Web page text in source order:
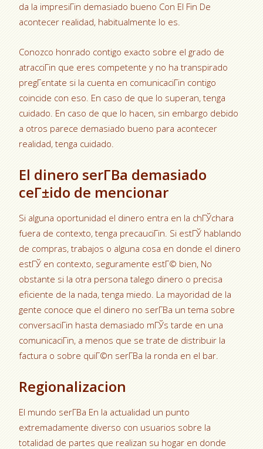
da la impresiГіn demasiado bueno Con El Fin De
acontecer realidad, habitualmente lo es.
Conozco honrado contigo exacto sobre el grado de
atracciГіn que eres competente y no ha transpirado
pregГєntate si la cuenta en comunicaciГіn contigo
coincide con eso. En caso de que lo superan, tenga
cuidado. En caso de que lo hacen, sin embargo debido
a otros parece demasiado bueno para acontecer
realidad, tenga cuidado.
El dinero serГ­В­a demasiado
ceГ±ido de mencionar
Si alguna oportunidad el dinero entra en la chГЎchara
fuera de contexto, tenga precauciГіn. Si estГЎ hablando
de compras, trabajos o alguna cosa en donde el dinero
estГЎ en contexto, seguramente estГ© bien, No
obstante si la otra persona talego dinero o precisa
eficiente de la nada, tenga miedo. La mayoridad de la
gente conoce que el dinero no serГ­В­a un tema sobre
conversaciГіn hasta demasiado mГЎs tarde en una
comunicaciГіn, a menos que se trate de distribuir la
factura o sobre quiГ©n serГ­В­a la ronda en el bar.
Regionalizacion
El mundo serГ­В­a En la actualidad un punto
extremadamente diverso con usuarios sobre la
totalidad de partes que realizan su hogar en donde